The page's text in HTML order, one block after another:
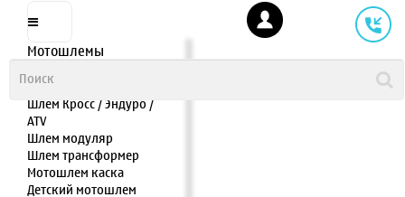
Мотошлемы
Шлем полулицевик
Шлем Кросс / Эндуро /
ATV
Шлем модуляр
Шлем трансформер
Мотошлем каска
Детский мотошлем